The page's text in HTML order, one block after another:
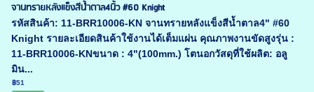
จานทรายหลังแข็งสีน้ำตาล4นิ้ว #60 Knight
รหัสสินค้า: 11-BRR10006-KN จานทรายหลังแข็งสีน้ำตาล4" #60
Knight รายละเอียดสินค้าใช้งานได้เต็มแผ่น คุณภาพงานขัดสูงรุ่น :
11-BRR10006-KNขนาด : 4"(100mm.) โตนอกวัสดุที่ใช้ผลิต: อลู
มิน...
฿51